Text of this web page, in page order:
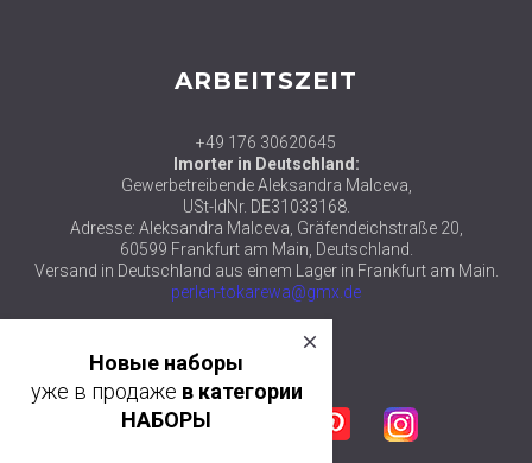
ARBEITSZEIT
+49 176 30620645
Imorter in Deutschland:
Gewerbetreibende Aleksandra Malceva,
USt-IdNr. DE31033168.
Adresse: Aleksandra Malceva, Gräfendeichstraße 20,
60599 Frankfurt am Main, Deutschland.
Versand in Deutschland aus einem Lager in Frankfurt am Main.
perlen-tokarewa@gmx.de
© 2018 ТМ АЛЕКСАНДРА ТОКАРЕВА
Facebook Google plus Pinterest Instagram
Новые наборы
уже в продаже в категории
НАБОРЫ
close